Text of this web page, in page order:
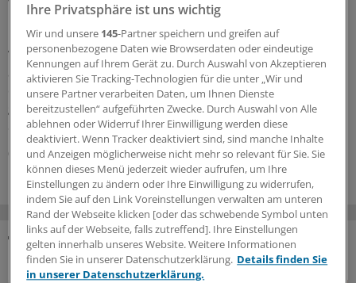
In Thüringen jetzt Schutzimpfung im
Gesundheitsamt möglich
Vor allem Menschen ohne festen Hausarzt sollen nun
auch in Thüringen niedrigschwellige Impfangebote über
den Öffentlichen Gesundheitsdienst bekommen. Die
gesetzlichen Krankenkassen übernehmen die
Sachkosten.
03.08.2026
DAS KÖNNTE SIE AUCH INTERESSIEREN
Ihre Privatsphäre ist uns wichtig
Wir und unsere 145-Partner speichern und greifen auf
personenbezogene Daten wie Browserdaten oder eindeutige
Kennungen auf Ihrem Gerät zu. Durch Auswahl von Akzeptieren
aktivieren Sie Tracking-Technologien für die unter „Wir und
unsere Partner verarbeiten Daten, um Ihnen Dienste
bereitzustellen“ aufgeführten Zwecke. Durch Auswahl von Alle
ablehnen oder Widerruf Ihrer Einwilligung werden diese
deaktiviert. Wenn Tracker deaktiviert sind, sind manche Inhalte
und Anzeigen möglicherweise nicht mehr so relevant für Sie. Sie
können dieses Menü jederzeit wieder aufrufen, um Ihre
Einstellungen zu ändern oder Ihre Einwilligung zu widerrufen,
indem Sie auf den Link Voreinstellungen verwalten am unteren
Rand der Webseite klicken [oder das schwebende Symbol unten
links auf der Webseite, falls zutreffend]. Ihre Einstellungen
gelten innerhalb unseres Website. Weitere Informationen
finden Sie in unserer Datenschutzerklärung. Details finden Sie
in unserer Datenschutzerklärung.